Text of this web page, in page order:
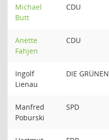
Michael
Butt
CDU
Anette
Fahjen
CDU
Ingolf
Lienau
DIE GRÜNEN
Manfred
Poburski
SPD